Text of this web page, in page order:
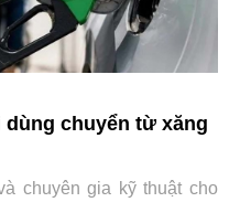
chuyển từ xăng
chuyên gia kỹ thuật cho